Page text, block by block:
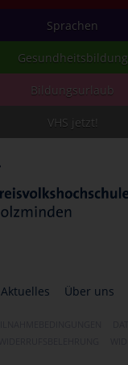
Sprachen
Gesundheitsbildung
Bildungsurlaub
VHS jetzt!
Aktuelles Über uns